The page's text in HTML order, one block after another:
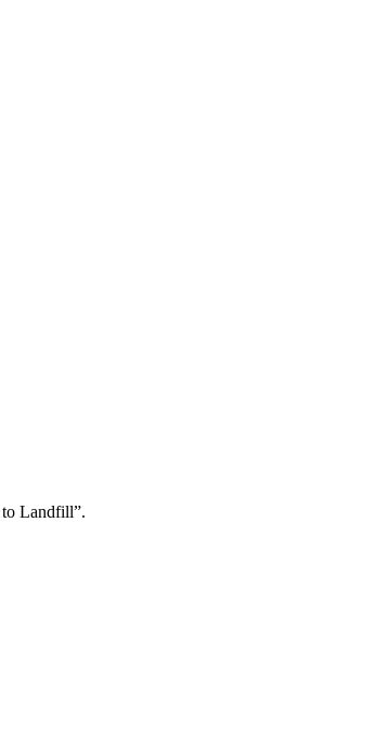
to Landfill”.